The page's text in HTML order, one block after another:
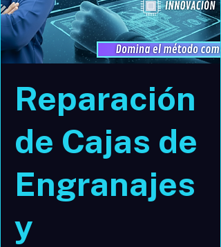
Reparación
de Cajas de
Engranajes
y